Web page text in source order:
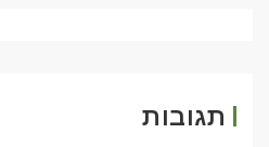
תגובות